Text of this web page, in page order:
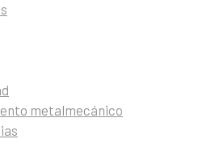
metalmecánico